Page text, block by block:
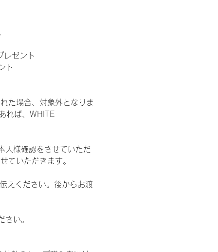
レゼント
ト
た場合、対象外となりま
れば、WHITE
人様確認をさせていただ
ていただきます。
えください。後からお渡
い。